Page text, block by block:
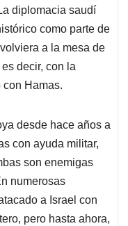
diplomacia saudí
como parte de
a la mesa de
decir, con la
Hamas.
desde hace años a
con ayuda militar,
son enemigas
numerosas
a Israel con
pero hasta ahora,